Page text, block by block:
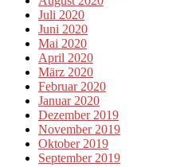
Juli 2020
Juni 2020
Mai 2020
April 2020
März 2020
Februar 2020
Januar 2020
Dezember 2019
November 2019
Oktober 2019
September 2019